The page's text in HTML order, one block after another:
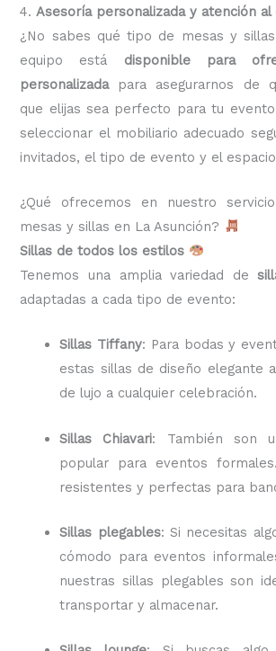
4.Asesoría personalizada y atención al
¿No sabes qué tipo de mesas y
equipo está disponible para
personalizadapara asegurarnos de
que elijas sea perfecto para tu
seleccionar el mobiliario adecuado
invitados, el tipo de evento y el
¿Qué ofrecemos en nuestro
mesas y sillas en La Asunción?
Sillas de todos los estilos
Tenemos una amplia variedad de
adaptadas a cada tipo de evento:
Sillas Tiffany: Para bodas y
estas sillas de diseño elegante
de lujo a cualquier celebración.
Sillas Chiavari: También son
popular para eventos
resistentes y perfectas para
Sillas plegables: Si necesitas
cómodo para eventos
nuestras sillas plegables son
transportar y almacenar.